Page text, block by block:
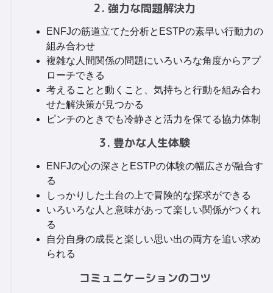
2. 強力な問題解決力
ENFJの筋道立てた分析とESTPの素早い行動力の
組み合わせ
複雑な人間関係の問題にいろいろな角度からアプ
ローチできる
考えることと動くこと、気持ちと行動を組み合わ
せた解決策が見つかる
ピンチのときでも冷静さと活力を保てる協力体制
3. 豊かな人生体験
ENFJの心の深さとESTPの体験の幅広さが融合す
る
しっかりした土台の上で冒険的な探求ができる
いろいろな人と意味があって楽しい関係がつくれ
る
自分自身の成長と楽しい思い出の両方を追い求め
られる
コミュニケーションのコツ